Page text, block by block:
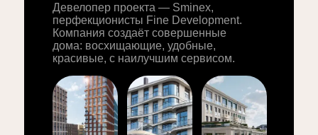
Девелопер проекта — Sminex,
перфекционисты Fine Development.
Компания создаёт совершенные
дома: восхищающие, удобные,
красивые, с наилучшим сервисом.